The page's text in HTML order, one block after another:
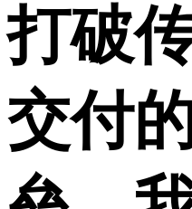
打破
交付